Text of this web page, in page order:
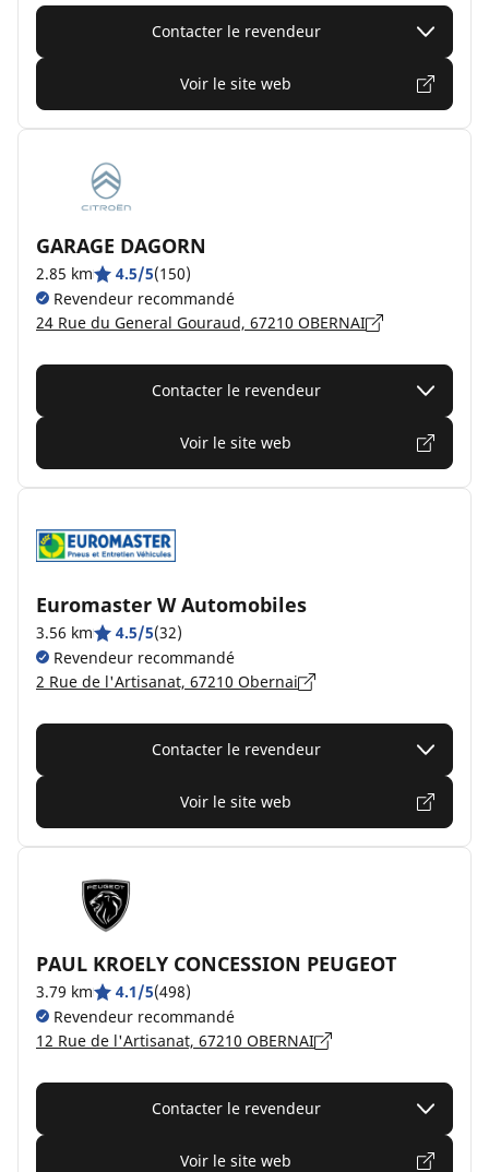
Contacter le revendeur
Voir le site web
GARAGE DAGORN
2.85 km 4.5/5(150)
Revendeur recommandé
24 Rue du General Gouraud, 67210 OBERNAI
Contacter le revendeur
Voir le site web
Euromaster W Automobiles
3.56 km 4.5/5(32)
Revendeur recommandé
2 Rue de l'Artisanat, 67210 Obernai
Contacter le revendeur
Voir le site web
PAUL KROELY CONCESSION PEUGEOT
3.79 km 4.1/5(498)
Revendeur recommandé
12 Rue de l'Artisanat, 67210 OBERNAI
Contacter le revendeur
Voir le site web